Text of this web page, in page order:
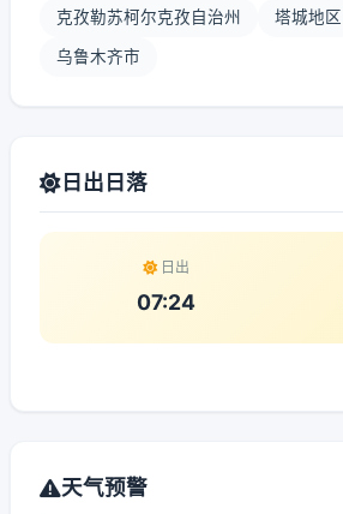
克孜勒苏柯尔克孜自治州 塔城地区
乌鲁木齐市
日出日落
日出
07:24
天气预警